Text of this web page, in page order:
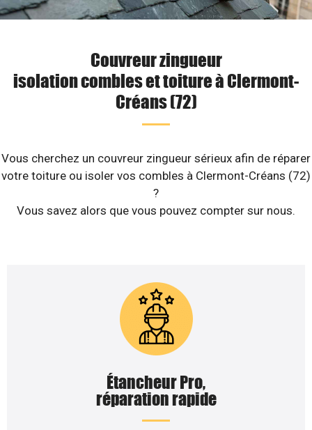
Couvreur zingueur
isolation combles et toiture à Clermont-
Créans (72)
Vous cherchez un couvreur zingueur sérieux afin de réparer
votre toiture ou isoler vos combles à Clermont-Créans (72)
?
Vous savez alors que vous pouvez compter sur nous.
Étancheur Pro,
réparation rapide